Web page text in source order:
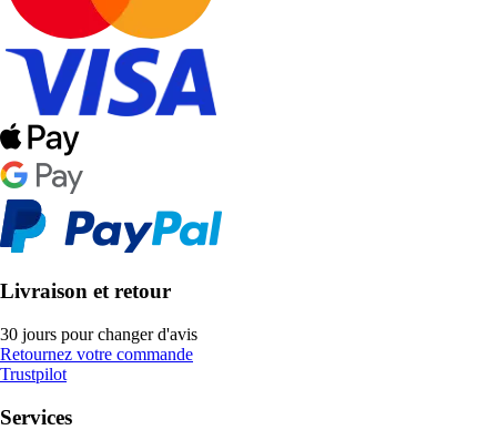
Livraison et retour
30 jours pour changer d'avis
Retournez votre commande
Trustpilot
Services